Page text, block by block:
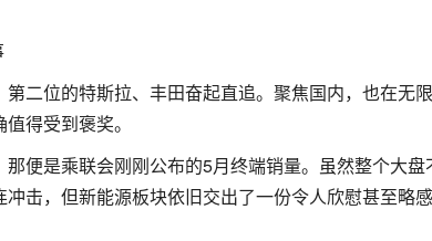
二位的特斯拉、丰田奋起直追。聚焦国内，也在无
得受到褒奖。
便是乘联会刚刚公布的5月终端销量。虽然整个大盘
击，但新能源板块依旧交出了一份令人欣慰甚至略